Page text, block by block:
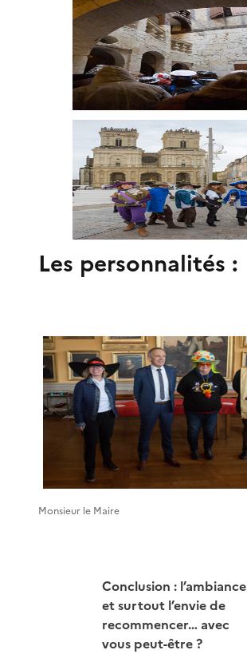
Les personnalités :
Monsieur le Maire
Conclusion : l’ambiance
et surtout l’envie de
recommencer… avec
vous peut-être ?